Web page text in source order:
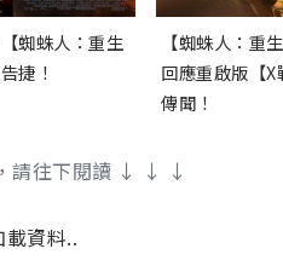
【蜘蛛人：重生
捷！
【蜘蛛人：重
回應重啟版【
傳聞！
請往下閱讀 ↓ ↓ ↓
載資料..